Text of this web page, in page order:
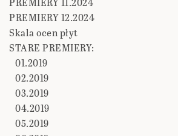
PREMIERY 12.2024
Skala ocen płyt
STARE PREMIERY:
01.2019
02.2019
03.2019
04.2019
05.2019